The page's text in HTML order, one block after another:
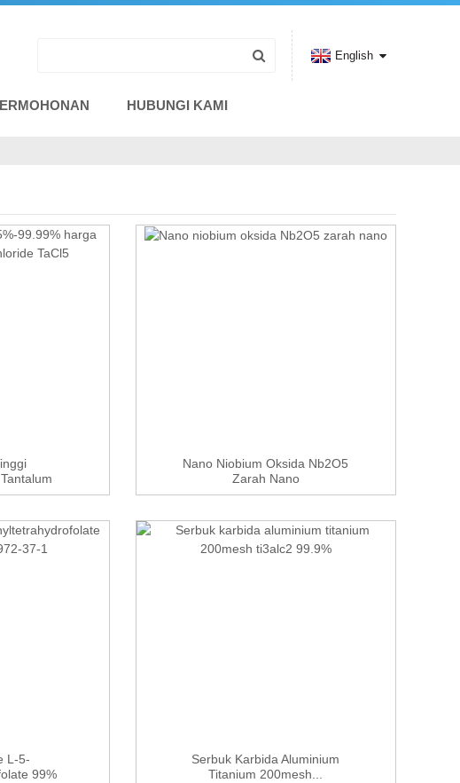
HUBUNGI KAMI
English
Nano Niobium Oksida Nb2O5
Zarah Nano
L-5-
99%
Serbuk Karbida Aluminium
Titanium 200mesh...